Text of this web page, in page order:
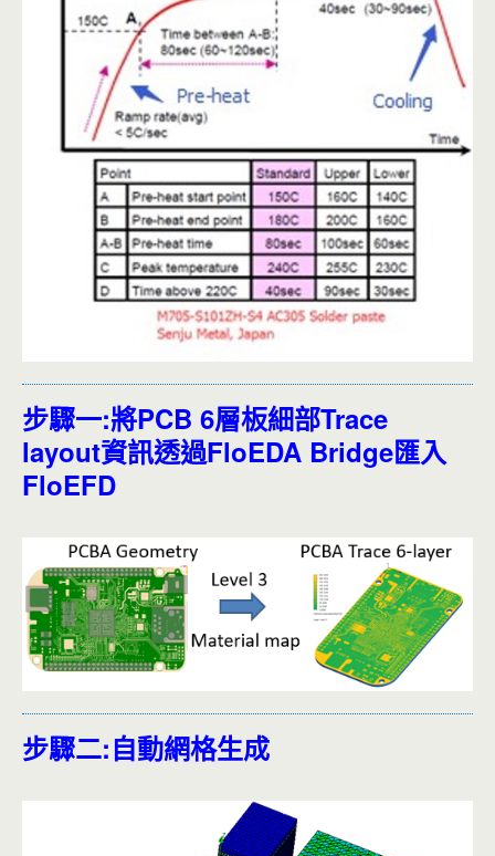
步驟一:將PCB 6層板細部Trace
layout資訊透過FloEDA Bridge匯入
FloEFD
步驟二:自動網格生成